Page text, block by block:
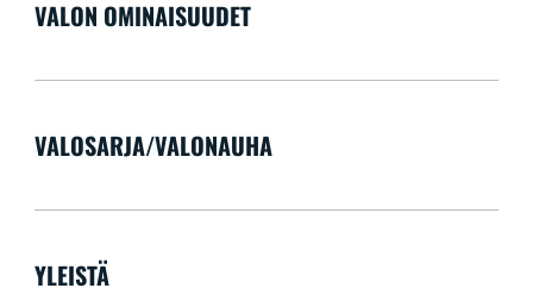
VALON OMINAISUUDET
VALOSARJA/VALONAUHA
YLEISTÄ